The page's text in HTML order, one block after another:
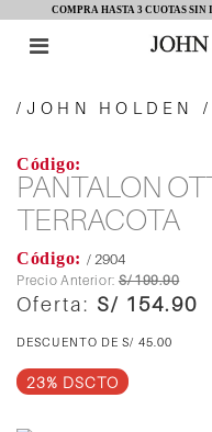
COMPRA HASTA 3 CUOTAS SIN
JOHN HOLDEN
PANTALON
TERRACOTA
/ 2904
S/ 199.90
S/ 154.90
S/ 45.00
23% DSCTO